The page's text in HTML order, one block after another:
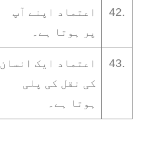
اعتماد اپنے آپ
پر ہوتا ہے۔
42.
اعتماد ایک انسان
کی نقل کی پلی
ہوتا ہے۔
43.